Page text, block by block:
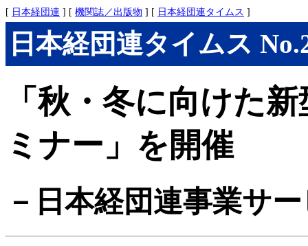
[ 日本経団連 ] [ 機関誌／出版物 ] [ 日本経団連タイムス ]
日本経団連タイムス
「秋・冬に向けた
ミナー」を開催
－日本経団連事業サ